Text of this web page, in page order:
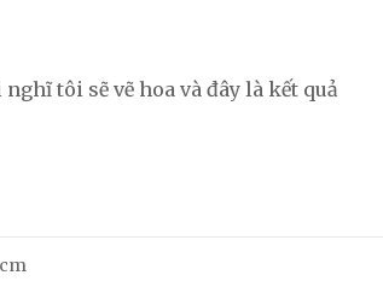
tôi sẽ vẽ hoa và đây là kết quả